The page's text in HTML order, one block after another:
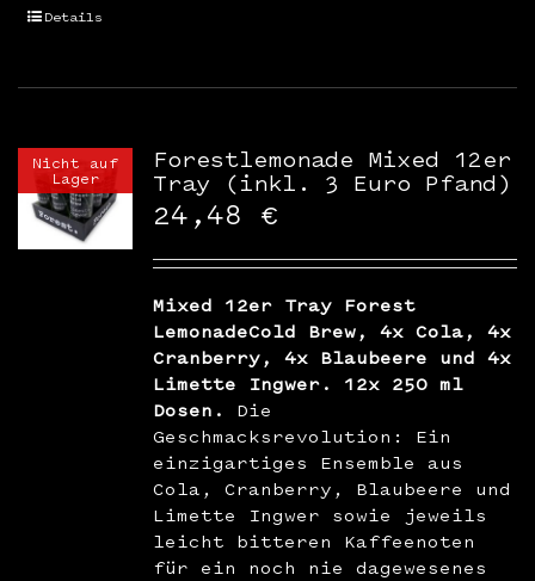
Details
Nicht auf
Lager
Forestlemonade Mixed 12er
Tray (inkl. 3 Euro Pfand)
24,48 €
Mixed 12er Tray Forest
LemonadeCold Brew, 4x Cola, 4x
Cranberry, 4x Blaubeere und 4x
Limette Ingwer. 12x 250 ml
Dosen.
Die
Geschmacksrevolution: Ein
einzigartiges Ensemble aus
Cola, Cranberry, Blaubeere und
Limette Ingwer sowie jeweils
leicht bitteren Kaffeenoten
für ein noch nie dagewesenes